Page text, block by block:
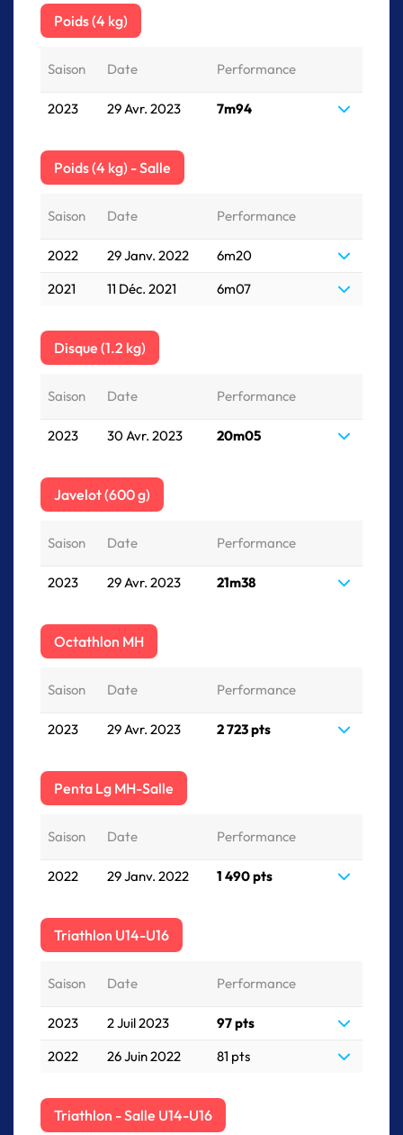
Poids (4 kg)
Saison Date Performance
2023 29 Avr. 2023 7m94
Poids (4 kg) - Salle
Saison Date Performance
2022 29 Janv. 2022
6m20
2021
11 Déc. 2021 6m07
Disque (1.2 kg)
Saison Date Performance
2023 30 Avr. 2023 20m05
Javelot (600 g)
Saison Date Performance
2023 29 Avr. 2023 21m38
Octathlon MH
Saison Date Performance
2023 29 Avr. 2023 2 723 pts
Penta Lg MH-Salle
Saison Date Performance
2022 29 Janv. 2022 1 490 pts
Triathlon U14-U16
Saison Date Performance
2023 2 Juil 2023
97 pts
2022
26 Juin 2022 81 pts
Triathlon - Salle U14-U16